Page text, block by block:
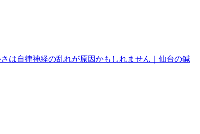
は自律神経の乱れが原因かもしれません｜仙台の鍼